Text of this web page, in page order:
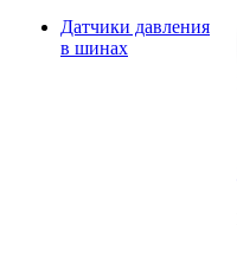
Датчики давления
в шинах